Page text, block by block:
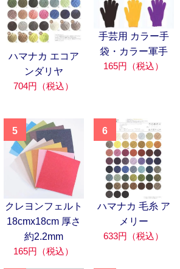
ハマナカ エコア
ンダリヤ
704円（税込）
手芸用 カラー手
袋・カラー軍手
165円（税込）
5
クレヨンフェルト
18cmx18cm 厚さ
約2.2mm
165円（税込）
6
ハマナカ 毛糸 ア
メリー
633円（税込）